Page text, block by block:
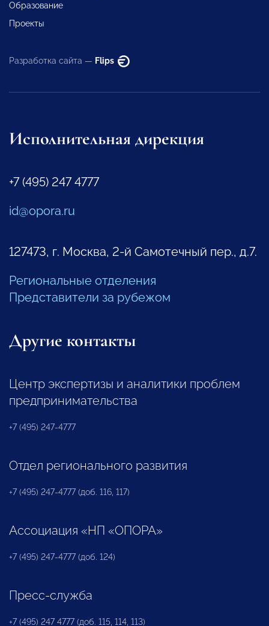
Образование
Проекты
Разработка сайта — Flips
Исполнительная дирекция
+7 (495) 247 4777
id@opora.ru
127473, г. Москва, 2-й Самотечный пер., д.7.
Региональные отделения
Представители за рубежом
Другие контакты
Центр экспертизы и аналитики проблем
предпринимательства
+7 (495) 247-4777
Отдел регионального развития
+7 (495) 247-4777 (доб. 116, 117)
Ассоциация «НП «ОПОРА»
+7 (495) 247-4777 (доб. 124)
Пресс-служба
+7 (495) 247 4777 (доб. 115, 114, 113)